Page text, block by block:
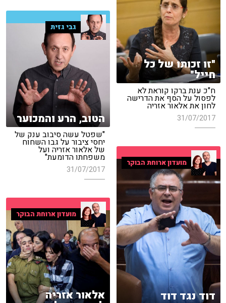
"זו זכותו של כל
חייל"
ח"כ ענת ברקו קוראת לא
לפסול על הסף את הדרישה
לחון את אלאור אזריה
31/07/2017
גבי גזית
הטוב, הרע והמכוער
"שפטל עשה סיבוב ענק של
יחסי ציבור על גבו השחוח
של אלאור אזריה ועל
משפחתו הדומעת"
31/07/2017
מועדון ארוחת הבוקר
דוד נגד דוד
מועדון ארוחת הבוקר
אלאור אזריה